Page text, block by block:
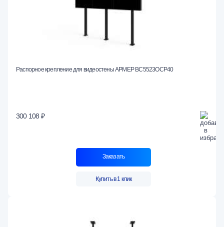
Распорное крепление для видеостены АРМЕР ВС5523ОСР40
300 108 ₽
Заказать
Купить в 1 клик